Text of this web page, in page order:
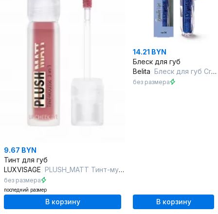
9.67 BYN
Тинт для губ
LUXVISAGE PLUSH_MATT Тинт-мусс 302 лиловый
без размера
последний размер
В корзину
14.21 BYN
Блеск для губ
Belita Блеск для губ Crystal, тон 04 (1,Beauty Lips)
без размера
В корзину